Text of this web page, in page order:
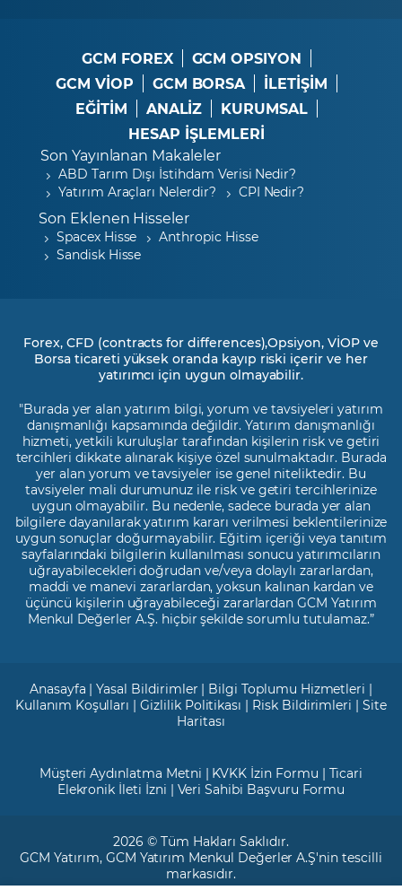
GCM FOREX
GCM OPSIYON
GCM VİOP
GCM BORSA
İLETİŞİM
EĞİTİM
ANALİZ
KURUMSAL
HESAP İŞLEMLERİ
Son Yayınlanan Makaleler
ABD Tarım Dışı İstihdam Verisi Nedir?
Yatırım Araçları Nelerdir?
CPI Nedir?
Son Eklenen Hisseler
Spacex Hisse
Anthropic Hisse
Sandisk Hisse
Forex, CFD (contracts for differences),Opsiyon, VİOP ve
Borsa ticareti yüksek oranda kayıp riski içerir ve her
yatırımcı için uygun olmayabilir.
"Burada yer alan yatırım bilgi, yorum ve tavsiyeleri yatırım
danışmanlığı kapsamında değildir. Yatırım danışmanlığı
hizmeti, yetkili kuruluşlar tarafından kişilerin risk ve getiri
tercihleri dikkate alınarak kişiye özel sunulmaktadır. Burada
yer alan yorum ve tavsiyeler ise genel niteliktedir. Bu
tavsiyeler mali durumunuz ile risk ve getiri tercihlerinize
uygun olmayabilir. Bu nedenle, sadece burada yer alan
bilgilere dayanılarak yatırım kararı verilmesi beklentilerinize
uygun sonuçlar doğurmayabilir. Eğitim içeriği veya tanıtım
sayfalarındaki bilgilerin kullanılması sonucu yatırımcıların
uğrayabilecekleri doğrudan ve/veya dolaylı zararlardan,
maddi ve manevi zararlardan, yoksun kalınan kardan ve
üçüncü kişilerin uğrayabileceği zararlardan GCM Yatırım
Menkul Değerler A.Ş. hiçbir şekilde sorumlu tutulamaz.”
Anasayfa |Yasal Bildirimler | Bilgi Toplumu Hizmetleri |
Kullanım Koşulları |Gizlilik Politikası | Risk Bildirimleri |Site
Haritası
Müşteri Aydınlatma Metni | KVKK İzin Formu | Ticari
Elekronik İleti İzni | Veri Sahibi Başvuru Formu
2026 © Tüm Hakları Saklıdır.
GCM Yatırım, GCM Yatırım Menkul Değerler A.Ş'nin tescilli
markasıdır.